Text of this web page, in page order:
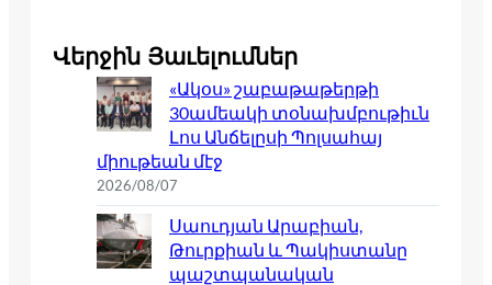
Վերջին Յաւելումներ
«Ակօս» շաբաթաթերթի
30ամեակի տօնախմբութիւն
Լոս Անճելըսի Պոլսահայ
միութեան մէջ
2026/08/07
Սաուդյան Արաբիան,
Թուրքիան և Պակիստանը
պաշտպանական